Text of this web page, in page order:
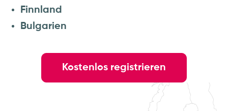
Finnland
Bulgarien
Kostenlos registrieren